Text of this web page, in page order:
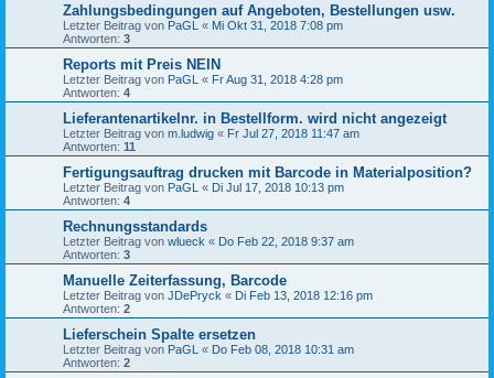
Zahlungsbedingungen auf Angeboten, Bestellungen usw.
Letzter Beitrag von PaGL « Mi Okt 31, 2018 7:08 pm
Antworten: 3
Reports mit Preis NEIN
Letzter Beitrag von PaGL « Fr Aug 31, 2018 4:28 pm
Antworten: 4
Lieferantenartikelnr. in Bestellform. wird nicht angezeigt
Letzter Beitrag von m.ludwig « Fr Jul 27, 2018 11:47 am
Antworten: 11
Fertigungsauftrag drucken mit Barcode in Materialposition?
Letzter Beitrag von PaGL « Di Jul 17, 2018 10:13 pm
Antworten: 4
Rechnungsstandards
Letzter Beitrag von wlueck « Do Feb 22, 2018 9:37 am
Antworten: 3
Manuelle Zeiterfassung, Barcode
Letzter Beitrag von JDePryck « Di Feb 13, 2018 12:16 pm
Antworten: 2
Lieferschein Spalte ersetzen
Letzter Beitrag von PaGL « Do Feb 08, 2018 10:31 am
Antworten: 2